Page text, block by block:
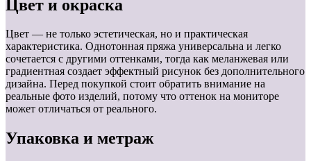
Цвет и окраска
Цвет — не только эстетическая, но и практическая
характеристика. Однотонная пряжа универсальна и легко
сочетается с другими оттенками, тогда как меланжевая или
градиентная создает эффектный рисунок без дополнительного
дизайна. Перед покупкой стоит обратить внимание на
реальные фото изделий, потому что оттенок на мониторе
может отличаться от реального.
Упаковка и метраж